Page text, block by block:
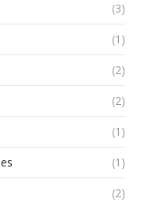
(3)
(1)
(2)
(2)
(1)
(1)
(2)